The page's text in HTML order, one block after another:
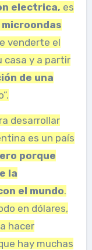
electrica, es
venderte el
casa y a partir
de una
desarrollar
es un país
porque
la
el mundo.
en dólares,
hacer
hay muchas